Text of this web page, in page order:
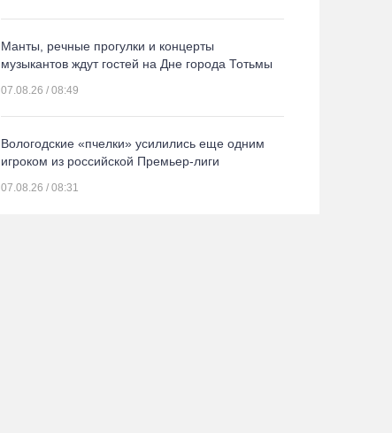
Манты, речные прогулки и концерты
музыкантов ждут гостей на Дне города Тотьмы
07.08.26 / 08:49
Вологодские «пчелки» усилились еще одним
игроком из российской Премьер-лиги
07.08.26 / 08:31